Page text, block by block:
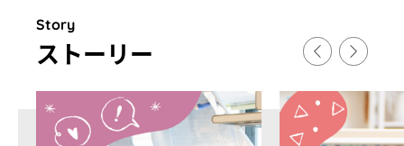
Story
ストー リ ー